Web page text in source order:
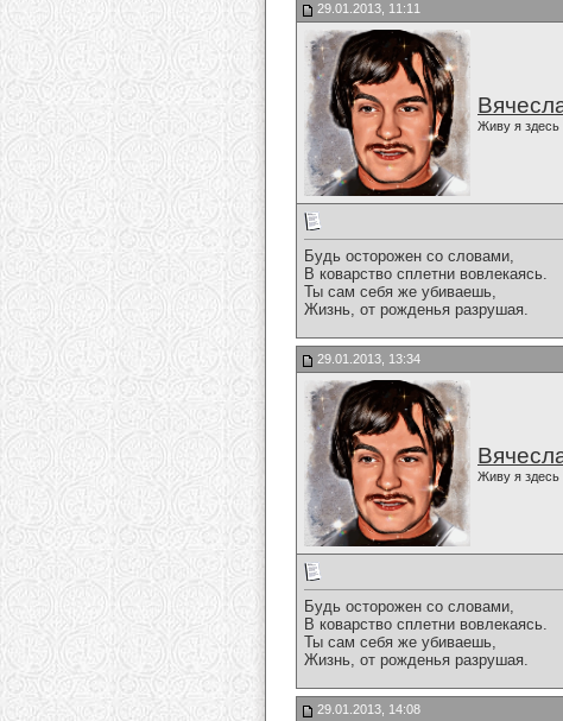
29.01.2013, 11:11
Живу я здесь
Будь осторожен со словами,
В коварство сплетни вовлекаясь.
Ты сам себя же убиваешь,
Жизнь, от рожденья разрушая.
29.01.2013, 13:34
Живу я здесь
Будь осторожен со словами,
В коварство сплетни вовлекаясь.
Ты сам себя же убиваешь,
Жизнь, от рожденья разрушая.
29.01.2013, 14:08